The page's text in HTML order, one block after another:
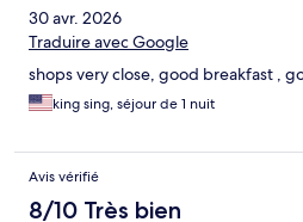
30 avr. 2026
Traduire avec Google
shops very close, good breakfast ,
king sing, séjour de 1 nuit
Avis vérifié
8/10 Très bien